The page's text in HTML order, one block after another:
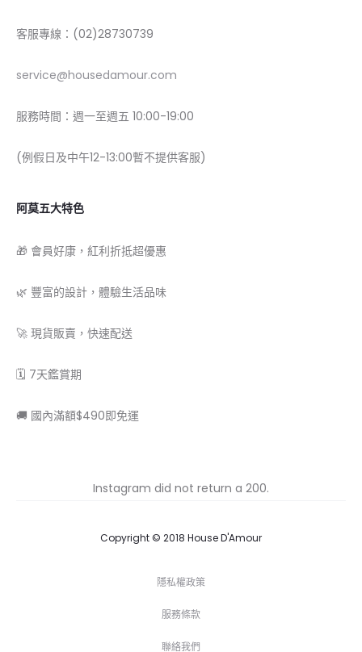
客服專線：(02)28730739
service@housedamour.com
服務時間：週一至週五 10:00-19:00
(例假日及中午12-13:00暫不提供客服)
阿莫五大特色
🎁 會員好康，紅利折抵超優惠
🌿 豐富的設計，體驗生活品味
🚀 現貨販賣，快速配送
🗓 7天鑑賞期
🚚 國內滿額$490即免運
Instagram did not return a 200.
Copyright © 2018 House D'Amour
隱私權政策
服務條款
聯絡我們